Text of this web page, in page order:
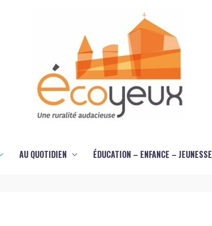
AU QUOTIDIEN ÉDUCATION – ENFANCE – JEUNESSE